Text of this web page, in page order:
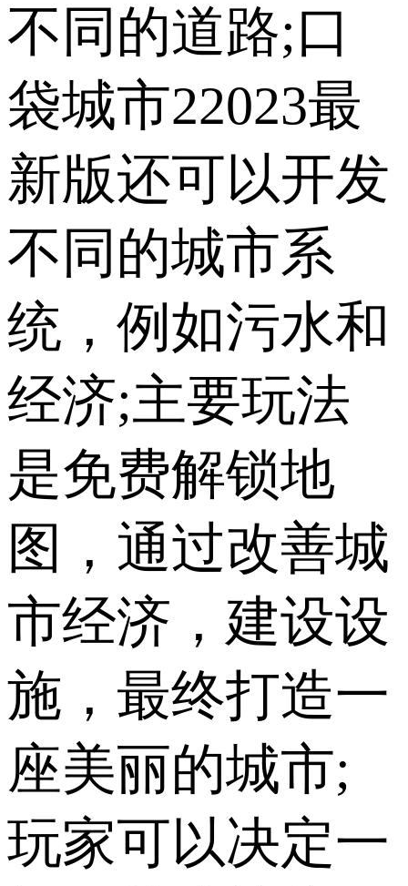
不同的道路;口
袋城市22023最
新版还可以开发
不同的城市系
统，例如污水和
经济;主要玩法
是免费解锁地
图，通过改善城
市经济，建设设
施，最终打造一
座美丽的城市;
玩家可以决定一